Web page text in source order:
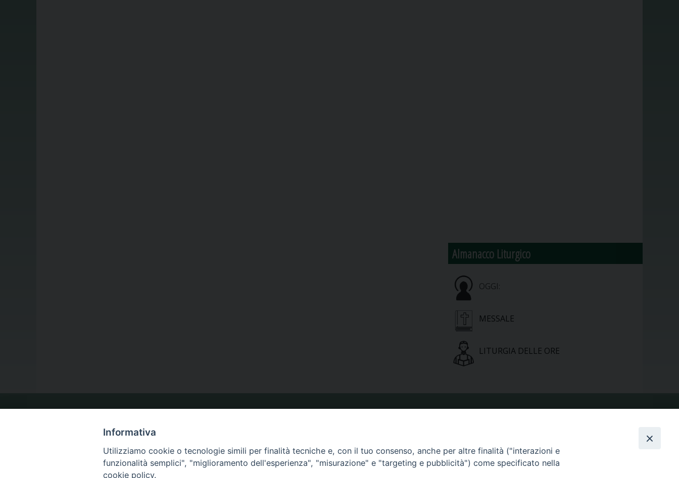
Almanacco Liturgico
OGGI:
MESSALE
LITURGIA DELLE ORE
LA NOSTRA DIOCESI
IL VESCOVO
CALENDARIO PASTORALE
PHOTOGALLERY
Informativa
Utilizziamo cookie o tecnologie simili per finalità tecniche e, con il tuo consenso, anche per altre finalità ("interazioni e
funzionalità semplici", "miglioramento dell'esperienza", "misurazione" e "targeting e pubblicità") come specificato nella
cookie policy.